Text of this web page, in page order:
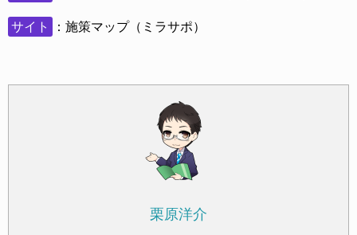
サイト ：施策マップ（ミラサポ）
栗原洋介